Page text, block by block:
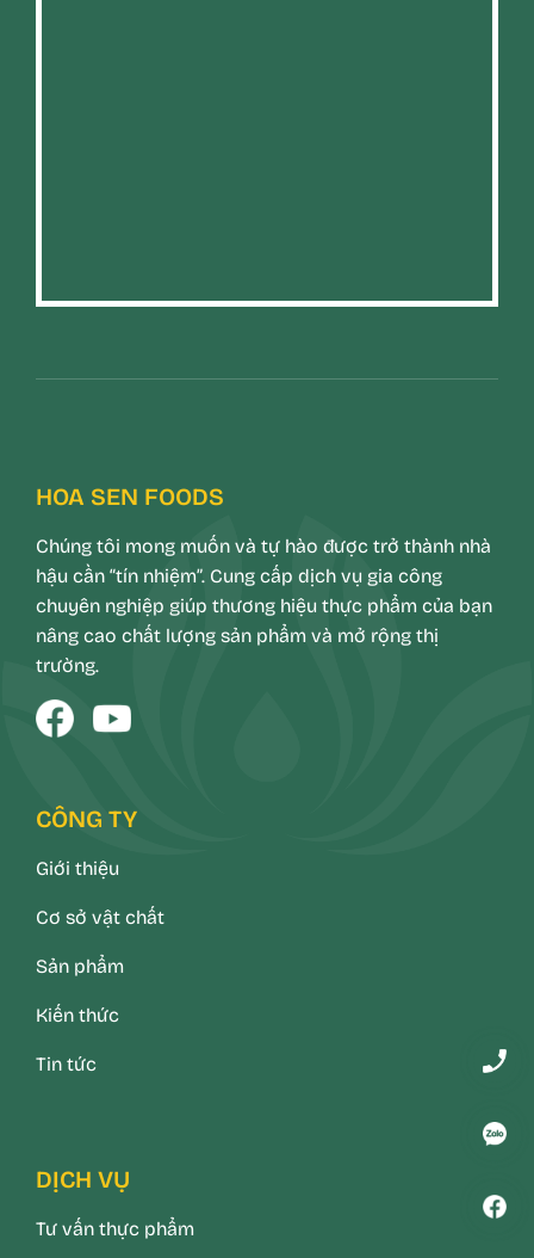
HOA SEN FOODS
Chúng tôi mong muốn và tự hào được trở thành nhà
hậu cần “tín nhiệm”. Cung cấp dịch vụ gia công
chuyên nghiệp giúp thương hiệu thực phẩm của bạn
nâng cao chất lượng sản phẩm và mở rộng thị
trường.
CÔNG TY
Giới thiệu
Cơ sở vật chất
Sản phẩm
Kiến thức
Tin tức
DỊCH VỤ
Tư vấn thực phẩm